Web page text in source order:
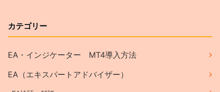
カテゴリー
EA・インジケーター MT4導入方法
EA（エキスパートアドバイザー）